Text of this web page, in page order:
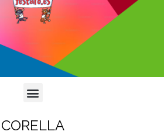
CORELLA